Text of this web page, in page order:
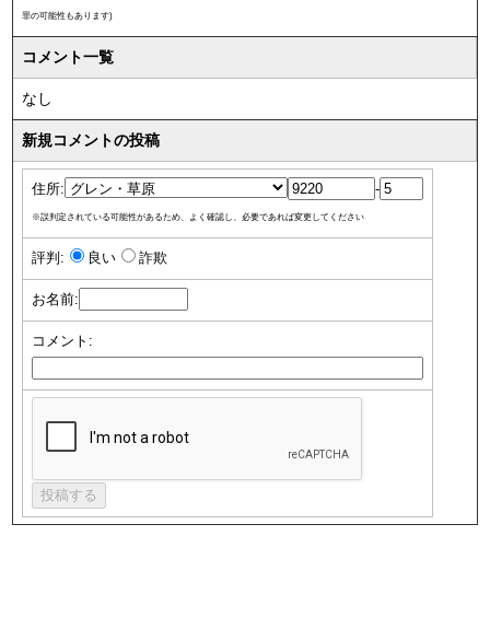
罪の可能性もあります)
コメント一覧
なし
新規コメントの投稿
住所: -
※誤判定されている可能性があるため、よく確認し、必要であれば変更してください
評判: 良い 詐欺
お名前:
コメント: